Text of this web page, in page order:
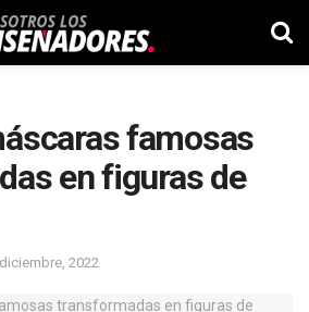
famosas
en figuras de
2022